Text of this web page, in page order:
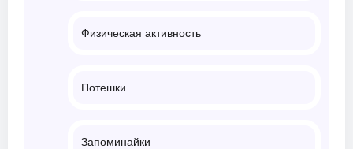
Физическая активность
Потешки
Запоминайки